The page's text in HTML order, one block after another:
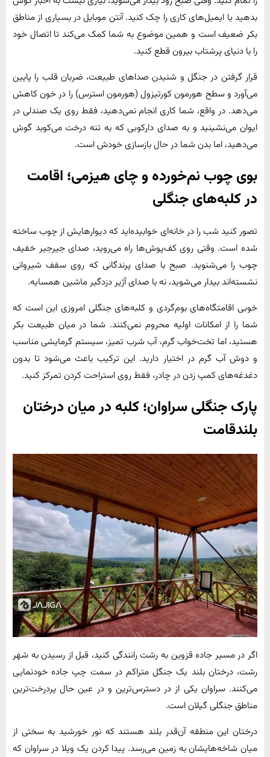
بدهید یا ایمیل‌های کاری را چک کنید. آنتن موبایل در بسیاری از مناطق
بکر ضعیف است و همین موضوع به شما کمک می‌کند تا اتصال خود
را با دنیای پرشتاب بیرون قطع کنید.
قرار گرفتن در جنگل و شنیدن صداهای طبیعت، ضربان قلب را پایین
می‌آورد و سطح هورمون کورتیزول (هورمون استرس) را در خون کاهش
می‌دهد. در واقع، شما کاری انجام نمی‌دهید، فقط روی یک صندلی در
ایوان می‌نشینید و به صدای دارکوبی که به تنه درخت می‌کوبد گوش
می‌دهید، اما بدن شما در حال بازسازی خودش است.
بوی چوب نم‌خورده و چای هیزمی؛ اقامت
در کلبه‌های جنگلی
تصور کنید شب را در خانه‌ای خوابیده‌اید که دیوارهایش از چوب ساخته
شده است. وقتی روی کف‌پوش‌ها راه می‌روید، صدای جیرجیر خفیف
چوب را می‌شنوید. صبح با صدای پرندگانی که روی سقف شیروانی
نشسته‌اند بیدار می‌شوید، نه با صدای آژیر دزدگیر ماشین همسایه.
خوبی اقامتگاه‌های بوم‌گردی و کلبه‌های جنگلی امروزی این است که
شما را از امکانات اولیه محروم نمی‌کنند. شما در میان طبیعت بکر
هستید، اما تخت‌خواب گرم، آب شرب تمیز، سیستم گرمایشی مناسب
و دوش آب گرم در اختیار دارید. این ترکیب باعث می‌شود تا بدون
دغدغه‌های کمپ زدن در چادر، فقط روی استراحت کردن تمرکز کنید.
پارک جنگلی سراوان؛ کلبه در میان درختان
بلندقامت
اگر در مسیر جاده قزوین به رشت رانندگی کنید، قبل از رسیدن به شهر
رشت، درختان بلند یک جنگل متراکم در سمت چپ جاده خودنمایی
می‌کنند. سراوان یکی از در دسترس‌ترین و در عین حال پردرخت‌ترین
مناطق جنگلی گیلان است.
درختان این منطقه آن‌قدر بلند هستند که نور خورشید به سختی از
میان شاخه‌هایشان به زمین می‌رسد. پیدا کردن یک ویلا در سراوان که